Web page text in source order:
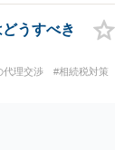
なりません。
うすべき
代理交渉 #相続税対策